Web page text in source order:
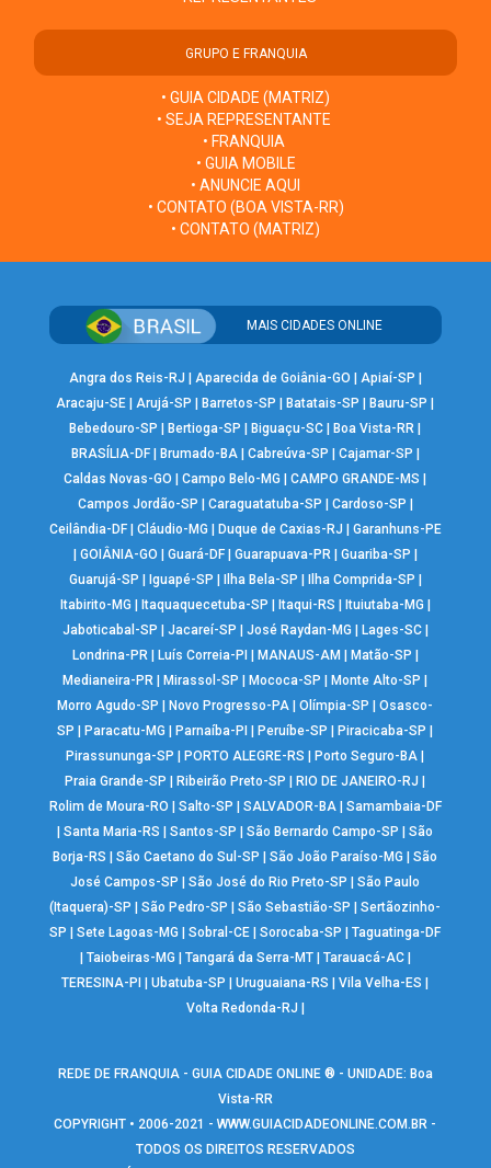
GRUPO E FRANQUIA
• GUIA CIDADE (MATRIZ)
• SEJA REPRESENTANTE
• FRANQUIA
• GUIA MOBILE
• ANUNCIE AQUI
• CONTATO (BOA VISTA-RR)
• CONTATO (MATRIZ)
MAIS CIDADES ONLINE
Angra dos Reis-RJ Aparecida de Goiânia-GO Apiaí-SP
Aracaju-SE |Arujá-SP Barretos-SP Batatais-SP Bauru-SP
Bebedouro-SP
Bertioga-SP Biguaçu-SC Boa Vista-RR
BRASÍLIA-DF| Brumado-BA| Cabreúva-SP Cajamar-SP
Caldas Novas-GO
|Campo Belo-MG |CAMPO GRANDE-MS
Campos Jordão-SP
Caraguatatuba-SP Cardoso-SP
Ceilândia-DF| Cláudio-MG Duque de Caxias-RJ
Garanhuns-PE
GOIÂNIA-GO Guará-DF| Guarapuava-PR| Guariba-SP
Guarujá-SP
Iguapé-SP Ilha Bela-SP Ilha Comprida-SP
Itabirito-MG
Itaquaquecetuba-SP Itaqui-RS Ituiutaba-MG
Jaboticabal-SP
Jacareí-SP José Raydan-MG Lages-SC|
Londrina-PR| Luís Correia-PI MANAUS-AM Matão-SP
Medianeira-PR
Mirassol-SP Mococa-SP Monte Alto-SP
Morro Agudo-SP
Novo Progresso-PA |Olímpia-SP |Osasco-
SP
Paracatu-MG Parnaíba-PI Peruíbe-SP Piracicaba-SP
Pirassununga-SP
PORTO ALEGRE-RS Porto Seguro-BA
Praia Grande-SP
Ribeirão Preto-SP RIO DE JANEIRO-RJ
Rolim de Moura-RO
Salto-SP SALVADOR-BA| Samambaia-DF
|Santa Maria-RS |Santos-SP |São Bernardo Campo-SP |São
Borja-RS
|São Caetano do Sul-SP |São João Paraíso-MG |São
José Campos-SP
|São José do Rio Preto-SP |São Paulo
(Itaquera)-SP
|São Pedro-SP |São Sebastião-SP |Sertãozinho-
SP
|Sete Lagoas-MG |Sobral-CE |Sorocaba-SP |Taguatinga-DF
Taiobeiras-MG Tangará da Serra-MT| Tarauacá-AC|
TERESINA-PI
|Ubatuba-SP |Uruguaiana-RS |Vila Velha-ES
Volta Redonda-RJ
REDE DE FRANQUIA - GUIA CIDADE ONLINE ® - UNIDADE: Boa
Vista-RR
COPYRIGHT • 2006-2021 -WWW.GUIACIDADEONLINE.COM.BR -
TODOS OS DIREITOS RESERVADOS